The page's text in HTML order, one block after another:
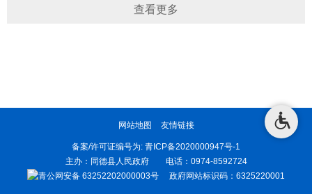
查看更多
网站地图 友情链接
备案/许可证编号为: 青ICP备2020000947号-1
主办：同德县人民政府 电话：0974-8592724
青公网安备 63252202000003号 政府网站标识码：6325220001